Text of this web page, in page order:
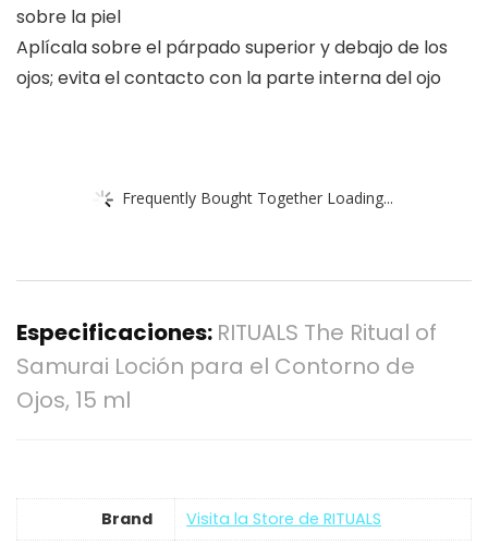
sobre la piel
Aplícala sobre el párpado superior y debajo de los
ojos; evita el contacto con la parte interna del ojo
Frequently Bought Together Loading...
Especificaciones: RITUALS The Ritual of
Samurai Loción para el Contorno de
Ojos, 15 ml
Brand Visita la Store de RITUALS